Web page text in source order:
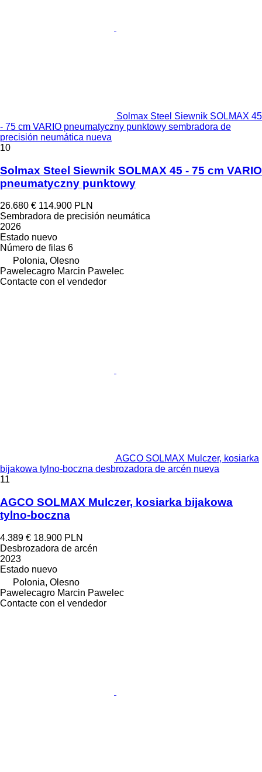
Solmax Steel Siewnik SOLMAX 45
- 75 cm VARIO pneumatyczny punktowy sembradora de
precisión neumática nueva
10
Solmax Steel Siewnik SOLMAX 45 - 75 cm VARIO
pneumatyczny punktowy
26.680 € 114.900 PLN
Sembradora de precisión neumática
2026
Estado nuevo
Número de filas 6
Polonia, Olesno
Pawelecagro Marcin Pawelec
Contacte con el vendedor
AGCO SOLMAX Mulczer, kosiarka
bijakowa tylno-boczna desbrozadora de arcén nueva
11
AGCO SOLMAX Mulczer, kosiarka bijakowa
tylno-boczna
4.389 € 18.900 PLN
Desbrozadora de arcén
2023
Estado nuevo
Polonia, Olesno
Pawelecagro Marcin Pawelec
Contacte con el vendedor